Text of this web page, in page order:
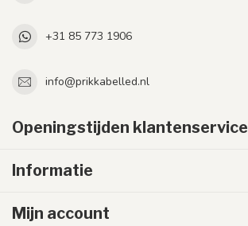
+31 85 773 1906
info@prikkabelled.nl
Openingstijden klantenservice
Informatie
Mijn account